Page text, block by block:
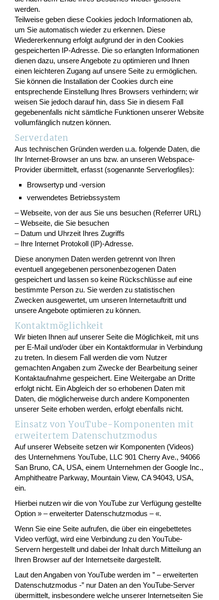
werden.
Teilweise geben diese Cookies jedoch Informationen ab,
um Sie automatisch wieder zu erkennen. Diese
Wiedererkennung erfolgt aufgrund der in den Cookies
gespeicherten IP-Adresse. Die so erlangten Informationen
dienen dazu, unsere Angebote zu optimieren und Ihnen
einen leichteren Zugang auf unsere Seite zu ermöglichen.
Sie können die Installation der Cookies durch eine
entsprechende Einstellung Ihres Browsers verhindern; wir
weisen Sie jedoch darauf hin, dass Sie in diesem Fall
gegebenenfalls nicht sämtliche Funktionen unserer Website
vollumfänglich nutzen können.
Serverdaten
Aus technischen Gründen werden u.a. folgende Daten, die
Ihr Internet-Browser an uns bzw. an unseren Webspace-
Provider übermittelt, erfasst (sogenannte Serverlogfiles):
Browsertyp und -version
verwendetes Betriebssystem
– Webseite, von der aus Sie uns besuchen (Referrer URL)
– Webseite, die Sie besuchen
– Datum und Uhrzeit Ihres Zugriffs
– Ihre Internet Protokoll (IP)-Adresse.
Diese anonymen Daten werden getrennt von Ihren
eventuell angegebenen personenbezogenen Daten
gespeichert und lassen so keine Rückschlüsse auf eine
bestimmte Person zu. Sie werden zu statistischen
Zwecken ausgewertet, um unseren Internetauftritt und
unsere Angebote optimieren zu können.
Kontaktmöglichkeit
Wir bieten Ihnen auf unserer Seite die Möglichkeit, mit uns
per E-Mail und/oder über ein Kontaktformular in Verbindung
zu treten. In diesem Fall werden die vom Nutzer
gemachten Angaben zum Zwecke der Bearbeitung seiner
Kontaktaufnahme gespeichert. Eine Weitergabe an Dritte
erfolgt nicht. Ein Abgleich der so erhobenen Daten mit
Daten, die möglicherweise durch andere Komponenten
unserer Seite erhoben werden, erfolgt ebenfalls nicht.
Einsatz von YouTube-Komponenten mit
erweitertem Datenschutzmodus
Auf unserer Webseite setzen wir Komponenten (Videos)
des Unternehmens YouTube, LLC 901 Cherry Ave., 94066
San Bruno, CA, USA, einem Unternehmen der Google Inc.,
Amphitheatre Parkway, Mountain View, CA 94043, USA,
ein.
Hierbei nutzen wir die von YouTube zur Verfügung gestellte
Option » – erweiterter Datenschutzmodus – «.
Wenn Sie eine Seite aufrufen, die über ein eingebettetes
Video verfügt, wird eine Verbindung zu den YouTube-
Servern hergestellt und dabei der Inhalt durch Mitteilung an
Ihren Browser auf der Internetseite dargestellt.
Laut den Angaben von YouTube werden im ” – erweiterten
Datenschutzmodus -” nur Daten an den YouTube-Server
übermittelt, insbesondere welche unserer Internetseiten Sie